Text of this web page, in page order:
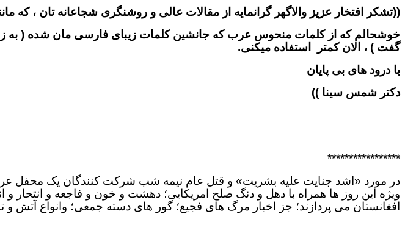
((تشکر افتخار عزیز والاگهر گرانمایه از مقالات عالی و روشنگری شجاعانه تان ، که
خوشحالم که از کلمات منحوس عرب که جانشین کلمات زیبای فارسی مان شده ( به
گفت ) ، الان کمتر استفاده میکنی.
با درود های بی پایان
دکتر شمس سینا ))
*****************
در مورد «اشد جنایت علیه بشریت» و قتل عام نیمه شب شرکت کنندگان یک محفل
ویژه این روز ها همراه با دهل و دنگ صلح امریکایی؛ دهشت و خون و فاجعه و انتحار و
افغانستان می پردازند؛ جز اخبار مرگ های فجیع؛ گور های دسته جمعی؛ وانواع آتش و